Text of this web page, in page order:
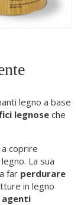
legno a base
legnose che
coprire
La sua
far perdurare
in legno
agenti